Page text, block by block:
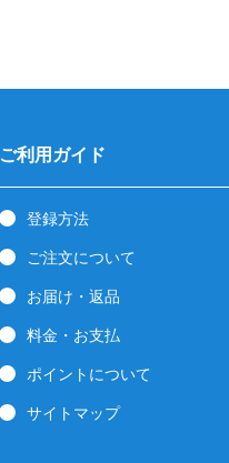
ご利用ガイド
登録方法
ご注文について
お届け・返品
料金・お支払
ポイントについて
サイトマップ